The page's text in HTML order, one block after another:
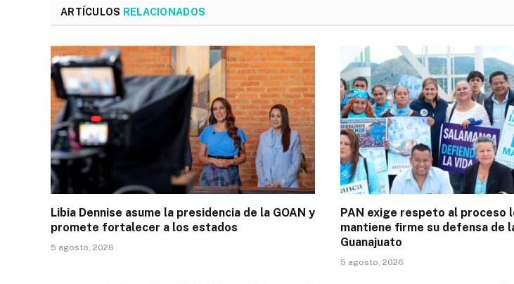
ARTÍCULOS RELACIONADOS
Libia Dennise asume la presidencia de la GOAN y
promete fortalecer a los estados
5 agosto, 2026
PAN exige respeto al proceso
mantiene firme su defensa de
Guanajuato
5 agosto, 2026